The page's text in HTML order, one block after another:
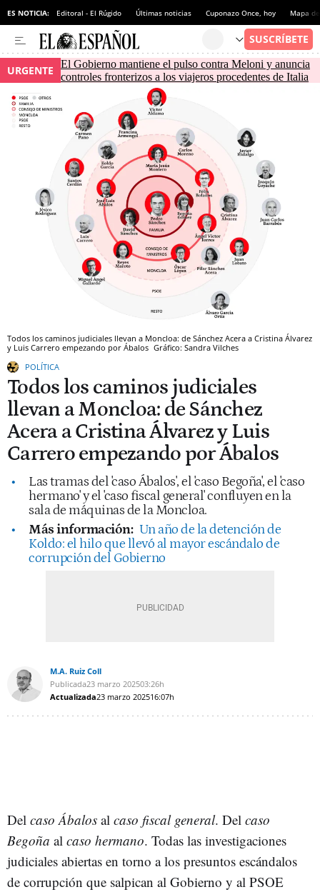
ES NOTICIA: Editoral - El Rúgido Últimas noticias Cuponazo Once, hoy Mapa
URGENTE
El Gobierno mantiene el pulso contra Meloni y anuncia
controles fronterizos a los viajeros procedentes de Italia
Todos los caminos judiciales llevan a Moncloa: de Sánchez Acera a Cristina Álvarez
y Luis Carrero empezando por Ábalos Gráfico: Sandra Vilches
POLÍTICA
Todos los caminos judiciales
llevan a Moncloa: de Sánchez
Acera a Cristina Álvarez y Luis
Carrero empezando por Ábalos
Las tramas del 'caso Ábalos', el 'caso Begoña', el 'caso
hermano' y el 'caso fiscal general' confluyen en la
sala de máquinas de la Moncloa.
Más información: Un año de la detención de
Koldo: el hilo que llevó al mayor escándalo de
corrupción del Gobierno
M.A. Ruiz Coll
Publicada23 marzo 202503:26h
Actualizada23 marzo 202516:07h
Del caso Ábalos al caso fiscal general. Del caso
Begoña al caso hermano. Todas las investigaciones
judiciales abiertas en torno a los presuntos escándalos
de corrupción que salpican al Gobierno y al PSOE